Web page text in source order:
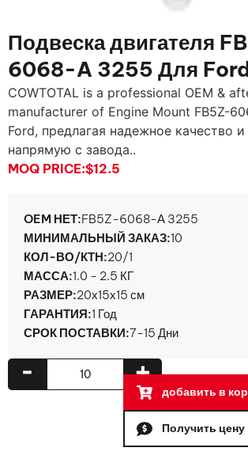
Подвеска двигателя
6068-A 3255 Для
COWTOTAL is a professional OEM &
manufacturer of Engine Mount FB5Z-
Ford, предлагая надежное качество
напрямую с завода..
MOQ PRICE:$12.5
OEM НЕТ:FB5Z-6068-А 3255
МИНИМАЛЬНЫЙ ЗАКАЗ:10
КОЛ-ВО/КТН:20/1
МАССА:1.0 - 2.5 КГ
РАЗМЕР:20х15х15 см
ГАРАНТИЯ:1 Год
СРОК ПОСТАВКИ:7-15 Дни
+
-
добавить в
Получить цену